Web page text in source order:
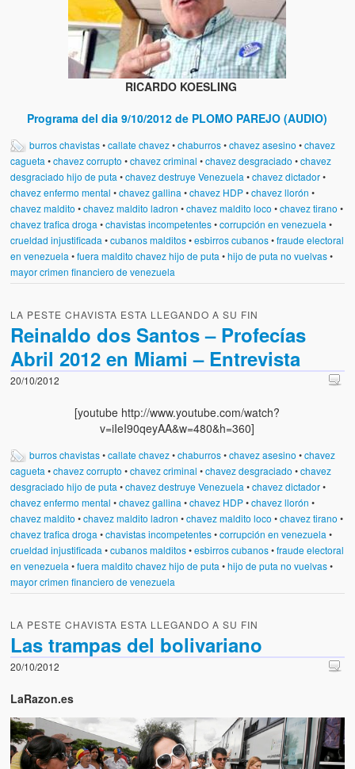
RICARDO KOESLING
Programa del dia 9/10/2012 de PLOMO PAREJO (AUDIO)
burros chavistas•callate chavez•chaburros•chavez asesino •chavez
cagueta •chavez corrupto •chavez criminal •chavez desgraciado •chavez
desgraciado hijo de puta •chavez destruye Venezuela •chavez dictador•
chavez enfermo mental •chavez gallina •chavez HDP•chavez llorón •
chavez maldito •chavez maldito ladron •chavez maldito loco •chavez tirano •
chavez trafica droga •chavistas incompetentes•corrupción en venezuela •
crueldad injustificada •cubanos malditos•esbirros cubanos•fraude electoral
en venezuela •fuera maldito chavez hijo de puta •hijo de puta no vuelvas•
mayor crimen financiero de venezuela
LA PESTE CHAVISTA ESTA LLEGANDO A SU FIN
Reinaldo dos Santos – Profecías
Abril 2012 en Miami – Entrevista
20/10/2012
[youtube http://www.youtube.com/watch?
v=iIeI90qeyAA&w=480&h=360]
burros chavistas•callate chavez•chaburros•chavez asesino •chavez
cagueta •chavez corrupto •chavez criminal •chavez desgraciado •chavez
desgraciado hijo de puta •chavez destruye Venezuela •chavez dictador•
chavez enfermo mental •chavez gallina •chavez HDP•chavez llorón •
chavez maldito •chavez maldito ladron •chavez maldito loco •chavez tirano •
chavez trafica droga •chavistas incompetentes•corrupción en venezuela •
crueldad injustificada •cubanos malditos•esbirros cubanos•fraude electoral
en venezuela •fuera maldito chavez hijo de puta •hijo de puta no vuelvas•
mayor crimen financiero de venezuela
LA PESTE CHAVISTA ESTA LLEGANDO A SU FIN
Las trampas del bolivariano
20/10/2012
LaRazon.es